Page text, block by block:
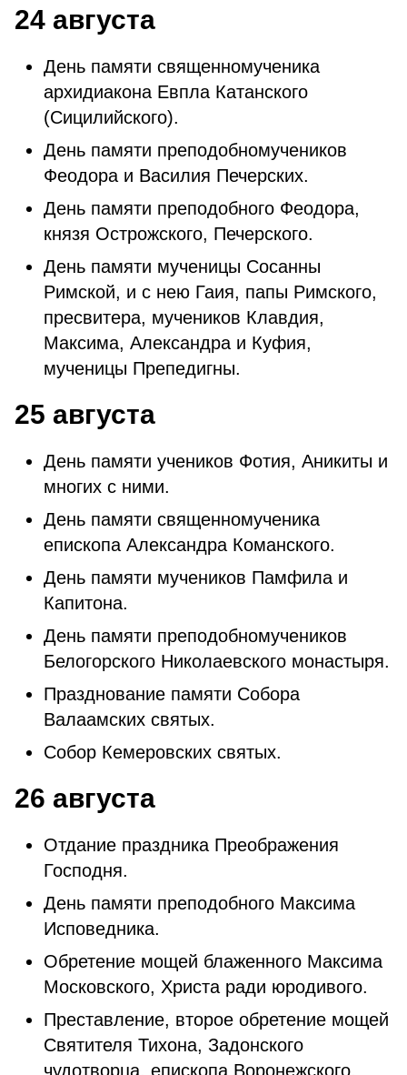
24 августа
День памяти священномученика
архидиакона Евпла Катанского
(Сицилийского).
День памяти преподобномучеников
Феодора и Василия Печерских.
День памяти преподобного Феодора,
князя Острожского, Печерского.
День памяти мученицы Сосанны
Римской, и с нею Гаия, папы Римского,
пресвитера, мучеников Клавдия,
Максима, Александра и Куфия,
мученицы Препедигны.
25 августа
День памяти учеников Фотия, Аникиты и
многих с ними.
День памяти священномученика
епископа Александра Команского.
День памяти мучеников Памфила и
Капитона.
День памяти преподобномучеников
Белогорского Николаевского монастыря.
Празднование памяти Собора
Валаамских святых.
Собор Кемеровских святых.
26 августа
Отдание праздника Преображения
Господня.
День памяти преподобного Максима
Исповедника.
Обретение мощей блаженного Максима
Московского, Христа ради юродивого.
Преставление, второе обретение мощей
Святителя Тихона, Задонского
чудотворца, епископа Воронежского.